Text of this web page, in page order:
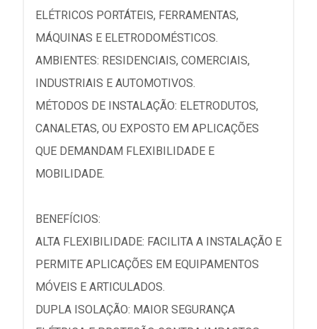
ELÉTRICOS PORTÁTEIS, FERRAMENTAS,
MÁQUINAS E ELETRODOMÉSTICOS.
AMBIENTES: RESIDENCIAIS, COMERCIAIS,
INDUSTRIAIS E AUTOMOTIVOS.
MÉTODOS DE INSTALAÇÃO: ELETRODUTOS,
CANALETAS, OU EXPOSTO EM APLICAÇÕES
QUE DEMANDAM FLEXIBILIDADE E
MOBILIDADE.
BENEFÍCIOS:
ALTA FLEXIBILIDADE: FACILITA A INSTALAÇÃO E
PERMITE APLICAÇÕES EM EQUIPAMENTOS
MÓVEIS E ARTICULADOS.
DUPLA ISOLAÇÃO: MAIOR SEGURANÇA